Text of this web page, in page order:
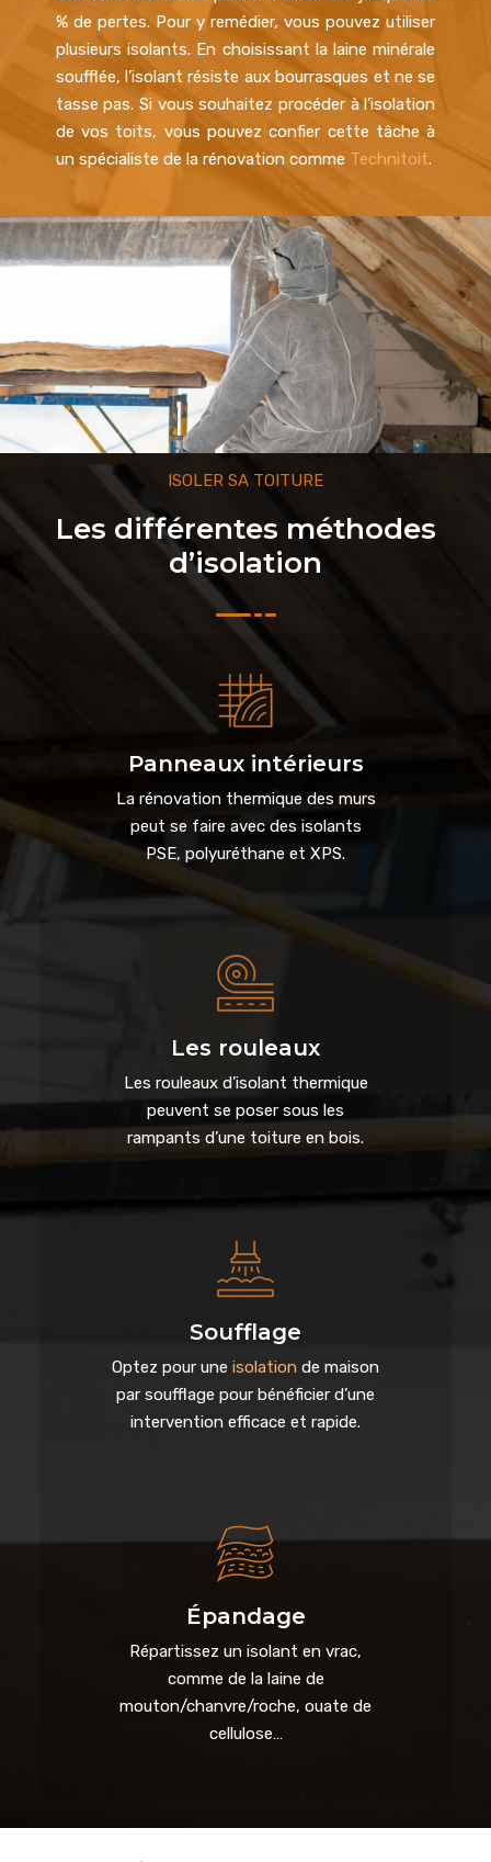
% de pertes. Pour y remédier, vous pouvez utiliser
plusieurs isolants. En choisissant la laine minérale
soufflée, l’isolant résiste aux bourrasques et ne se
tasse pas. Si vous souhaitez procéder à l’isolation
de vos toits, vous pouvez confier cette tâche à
un spécialiste de la rénovation comme Technitoit.
ISOLER SA TOITURE
Les différentes méthodes
d’isolation
Panneaux intérieurs
La rénovation thermique des murs
peut se faire avec des isolants
PSE, polyuréthane et XPS.
Les rouleaux
Les rouleaux d’isolant thermique
peuvent se poser sous les
rampants d’une toiture en bois.
Soufflage
Optez pour une isolation de maison
par soufflage pour bénéficier d’une
intervention efficace et rapide.
Épandage
Répartissez un isolant en vrac,
comme de la laine de
mouton/chanvre/roche, ouate de
cellulose…